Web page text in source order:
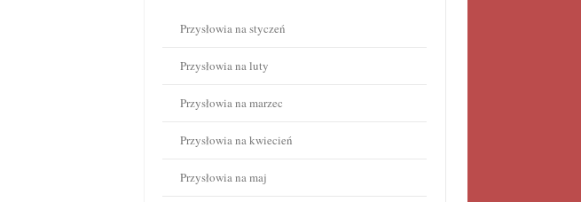
Przysłowia na styczeń
Przysłowia na luty
Przysłowia na marzec
Przysłowia na kwiecień
Przysłowia na maj